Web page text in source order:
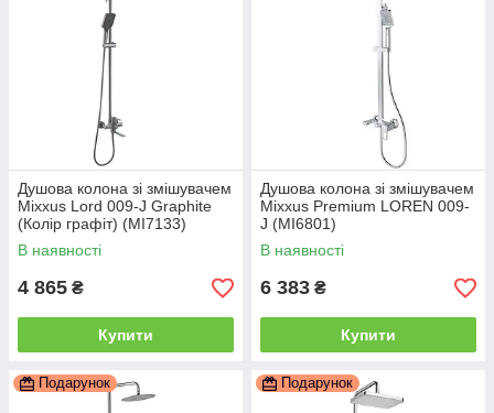
Душова колона зі змішувачем
Mixxus Lord 009-J Graphite
(Колір графіт) (MI7133)
В наявності
4 865 ₴
Купити
Душова колона зі змішувачем
Mixxus Premium LOREN 009-
J (MI6801)
В наявності
6 383 ₴
Купити
Подарунок Подарунок